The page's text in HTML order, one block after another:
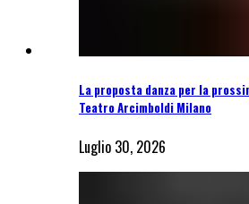
La proposta danza per la
Teatro Arcimboldi Milano
Luglio 30, 2026